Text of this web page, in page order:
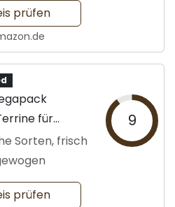
prüfen
für
Sorten, frisch
9
prüfen